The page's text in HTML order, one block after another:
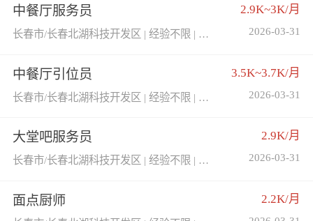
中餐厅服务员 2.9K~3K/月
长春市/长春北湖科技开发区 | 经验不限 | 学历不限 2026-03-31
中餐厅引位员 3.5K~3.7K/月
长春市/长春北湖科技开发区 | 经验不限 | 学历不限 2026-03-31
大堂吧服务员 2.9K/月
长春市/长春北湖科技开发区 | 经验不限 | 学历不限 2026-03-31
面点厨师 2.2K/月